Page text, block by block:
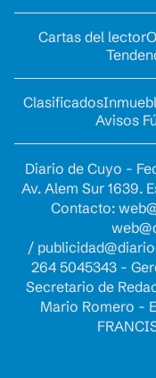
Cartas del lector
Clasificados
Avisos
Diario de Cuyo -
Av. Alem Sur 1639.
Contacto:
/
264 5045343 -
Secretario de
Mario Romero -